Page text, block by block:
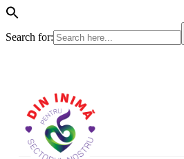
Search for: